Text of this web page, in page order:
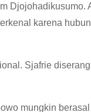
Djojohadikusumo.
karena
Sjafrie
mungkin